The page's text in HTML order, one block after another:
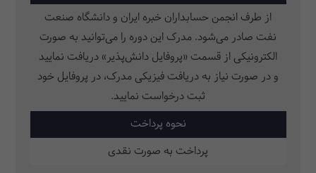
از طرف انجمن حسابداران خبره ایران و دانشگاه صنعت
نفت صادر می‌شود. مدرک این دوره را می‌توانید به صورت
الکترونیکی از قسمت «پروفایل دانش‌پذیر» دریافت نمایید
و در صورت نیاز به دریافت فیزیکی مدرک، در پروفایل خود
ثبت‌ درخواست نمایید.
نحوه پرداخت
پرداخت به صورت نقدی